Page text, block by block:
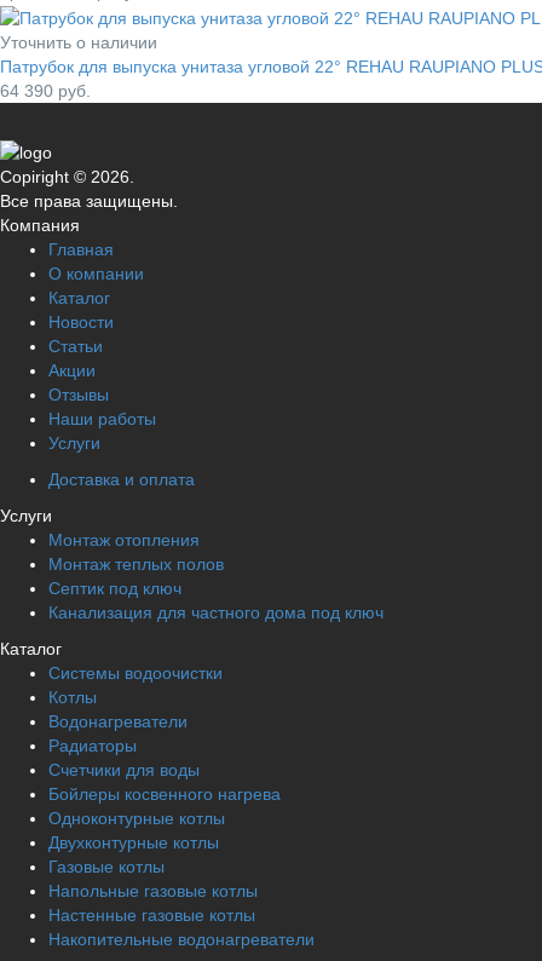
Уточнить о наличии
Патрубок для выпуска унитаза угловой 22° REHAU RAUPIANO
64 390 руб.
Copiright © 2026.
Все права защищены.
Компания
Главная
О компании
Каталог
Новости
Статьи
Акции
Отзывы
Наши работы
Услуги
Доставка и оплата
Услуги
Монтаж отопления
Монтаж теплых полов
Септик под ключ
Канализация для частного дома под ключ
Каталог
Системы водоочистки
Котлы
Водонагреватели
Радиаторы
Cчетчики для воды
Бойлеры косвенного нагрева
Одноконтурные котлы
Двухконтурные котлы
Газовые котлы
Напольные газовые котлы
Настенные газовые котлы
Накопительные водонагреватели